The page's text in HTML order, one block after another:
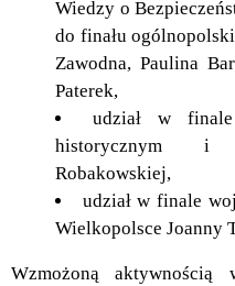
Wiedzy o
do finału
Zawodna, Paulina
Paterek,
udział w
historycznym i
Robakowskiej,
udział w finale
Wielkopolsce Joanny
Wzmożoną aktywnością